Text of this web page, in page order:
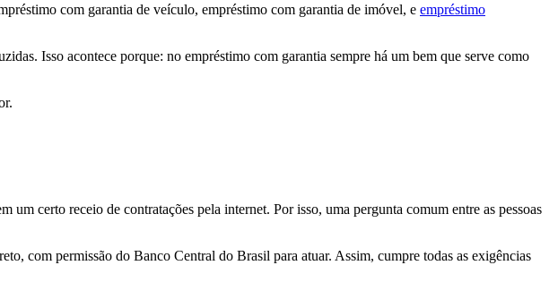
com garantia de veículo, empréstimo com garantia de imóvel, e empréstimo
Isso acontece porque: no empréstimo com garantia sempre há um bem que serve como
um certo receio de contratações pela internet. Por isso, uma pergunta comum entre as pessoas
com permissão do Banco Central do Brasil para atuar. Assim, cumpre todas as exigências